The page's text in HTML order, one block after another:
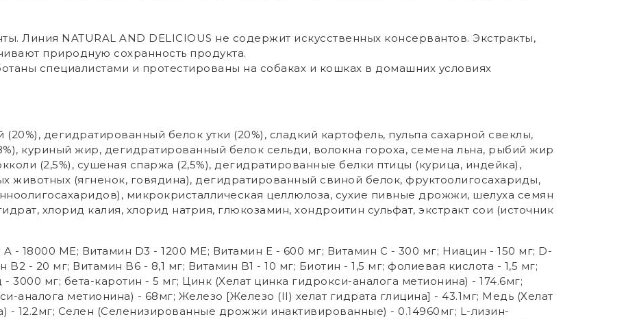
Линия NATURAL AND DELICIOUS не содержит искусственных консервантов. Экстракты,
природную сохранность продукта.
специалистами и протестированы на собаках и кошках в домашних условиях
(20%), дегидратированный белок утки (20%), сладкий картофель, пульпа сахарной свеклы,
куриный жир, дегидратированный белок сельди, волокна гороха, семена льна, рыбий жир
(2,5%), сушеная спаржа (2,5%), дегидратированные белки птицы (курица, индейка),
животных (ягненок, говядина), дегидратированный свиной белок, фруктоолигосахариды,
микрокристаллическая целлюлоза, сухие пивные дрожжи, шелуха семян
хлорид калия, хлорид натрия, глюкозамин, хондроитин сульфат, экстракт сои (источник
- 18000 МЕ; Витамин D3 - 1200 МE; Витамин E - 600 мг; Витамин C - 300 мг; Ниацин - 150 мг; D-
B2 - 20 мг; Витамин B6 - 8,1 мг; Витамин B1 - 10 мг; Биотин - 1,5 мг; фолиевая кислота - 1,5 мг;
3000 мг; бета-каротин - 5 мг; Цинк (Xелат цинка гидрокси-аналога метионина) - 174.6мг;
аналога метионина) - 68мг; Железо [Железо (II) хелат гидрата глицина] - 43.1мг; Mедь (Хелат
- 12.2мг; Селен (Селенизированные дрожжи инактивированные) - 0.14960мг; L-лизин-